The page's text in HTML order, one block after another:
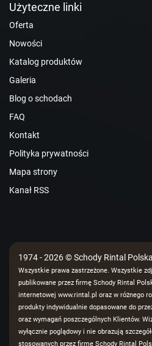
Użyteczne linki
Oferta
Nowości
Katalog produktów
Galeria
Blog o schodach
FAQ
Kontakt
Polityka prywatności
Mapa strony
Kanał RSS
1974 - 2026 © Schody Rintal
Wszystkie prawa zastrzeżone. Wszystkie
publikowane przez firmę Schody Rintal
internetowej www.rintal.pl oraz w różnego
produkty indywidualnie dopasowane do
oraz wymagań poszczególnych Klientów.
wyłącznie poglądowy i nie obrazują
stosowanych przez firmę Schody Rintal